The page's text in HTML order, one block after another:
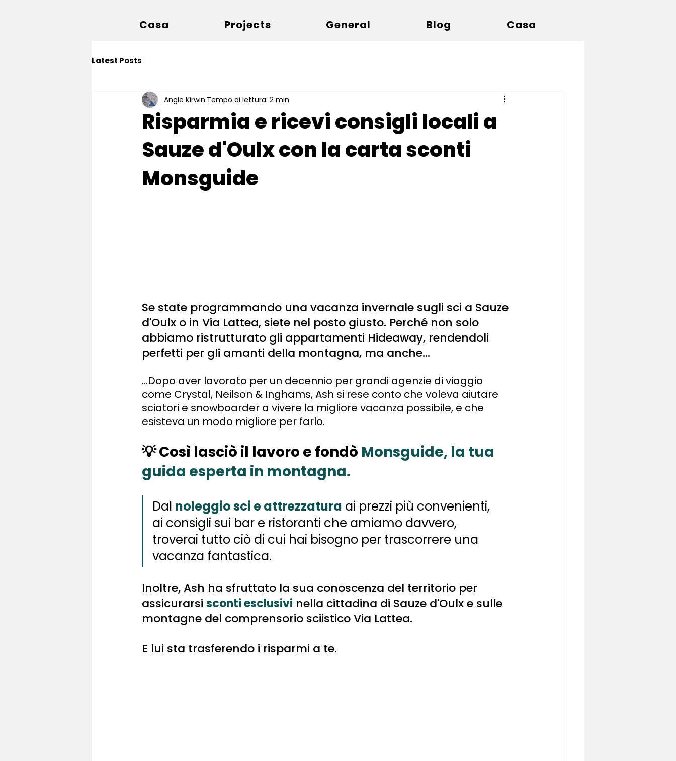
Casa Projects General Blog Casa
Latest Posts
Risparmia e ricevi consigli locali a
Sauze d'Oulx con la carta sconti
Monsguide
Angie Kirwin Tempo di lettura: 2 min
Se state programmando una vacanza invernale sugli sci a Sauze
d'Oulx o in Via Lattea, siete nel posto giusto. Perché non solo
abbiamo ristrutturato gli appartamenti Hideaway, rendendoli
perfetti per gli amanti della montagna, ma anche...
...Dopo aver lavorato per un decennio per grandi agenzie di viaggio
come Crystal, Neilson & Inghams, Ash si rese conto che voleva aiutare
sciatori e snowboarder a vivere la migliore vacanza possibile, e che
esisteva un modo migliore per farlo.
💡 Così lasciò il lavoro e fondò Monsguide, la tua
guida esperta in montagna.
Dal noleggio sci e attrezzatura ai prezzi più convenienti,
ai consigli sui bar e ristoranti che amiamo davvero,
troverai tutto ciò di cui hai bisogno per trascorrere una
vacanza fantastica.
Inoltre, Ash ha sfruttato la sua conoscenza del territorio per
assicurarsi sconti esclusivi nella cittadina di Sauze d'Oulx e sulle
montagne del comprensorio sciistico Via Lattea.
E lui sta trasferendo i risparmi a te.